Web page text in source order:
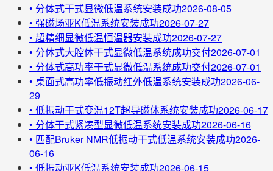
• 分体式干式显微低温系统安装成功2026-08-05
• 强磁场亚K低温系统安装成功2026-07-27
• 超精细显微低温恒温器安装成功2026-07-27
• 分体式大腔体干式显微低温系统成功交付2026-07-01
• 分体式高功率干式显微低温系统成功交付2026-07-01
• 桌面式高功率低振动红外低温系统安装成功2026-06-
29
• 低振动干式变温12T超导磁体系统安装成功2026-06-17
• 分体干式紧凑型显微低温系统安装成功2026-06-16
• 匹配Bruker NMR低振动干式低温系统安装成功2026-
06-16
• 低振动亚K低温系统安装成功2026-06-15